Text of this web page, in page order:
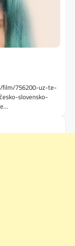
film/756200-uz-te-
slovensko-